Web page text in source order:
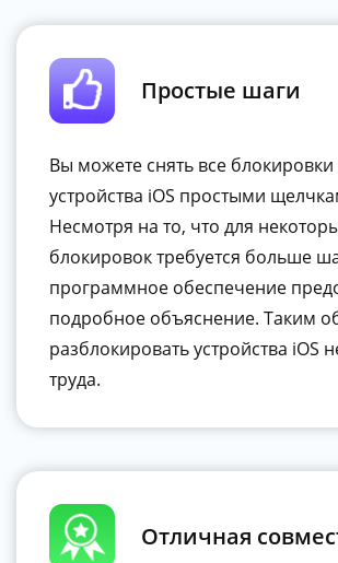
Простые шаги
Вы можете снять все
устройства iOS простыми
Несмотря на то, что для
блокировок требуется больше
программное обеспечение
подробное объяснение. Таким
разблокировать устройства iOS
труда.
Отличная